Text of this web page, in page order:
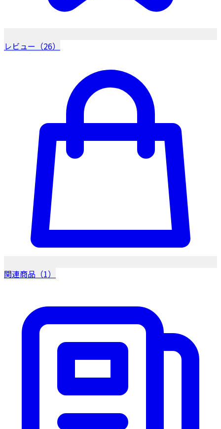
レビュー（26）
関連商品（1）